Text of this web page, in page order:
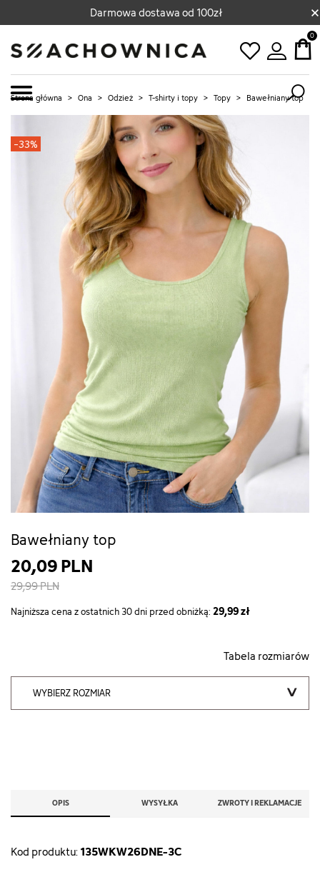
Darmowa dostawa od 100zł ×
0
Strona główna > Ona > Odzież > T-shirty i topy > Topy > Bawełniany top
-33%
Bawełniany top
20,09 PLN
29,99 PLN
Najniższa cena z ostatnich 30 dni przed obniżką: 29,99 zł
Tabela rozmiarów
WYBIERZ ROZMIAR
OPIS WYSYŁKA ZWROTY I REKLAMACJE
Kod produktu:135WKW26DNE-3C